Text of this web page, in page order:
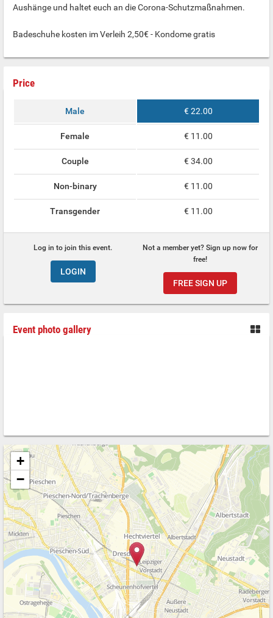
Aushänge und haltet euch an die Corona-Schutzmaßnahmen.
Badeschuhe kosten im Verleih 2,50€ - Kondome gratis
Price
Male € 22.00
Female € 11.00
Couple € 34.00
Non-binary € 11.00
Transgender € 11.00
Log in to join this event.
LOGIN
Not a member yet? Sign up now for
free!
FREE SIGN UP
Event photo gallery
+
−